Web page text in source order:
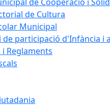
de Cultura
Municipal
de participació d'Infància i
i Reglaments